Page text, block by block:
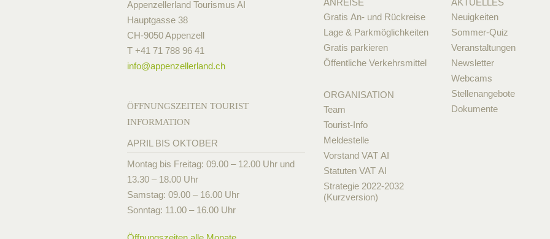
Appenzellerland Tourismus AI
Hauptgasse 38
CH-9050 Appenzell
T +41 71 788 96 41
info@appenzellerland.ch
ÖFFNUNGSZEITEN TOURIST
INFORMATION
APRIL BIS OKTOBER
Montag bis Freitag: 09.00 – 12.00 Uhr und
13.30 – 18.00 Uhr
Samstag: 09.00 – 16.00 Uhr
Sonntag: 11.00 – 16.00 Uhr
ANREISE
Gratis An- und Rückreise
Lage & Parkmöglichkeiten
Gratis parkieren
Öffentliche Verkehrsmittel
ORGANISATION
Team
Tourist-Info
Meldestelle
Vorstand VAT AI
Statuten VAT AI
Strategie 2022-2032
(Kurzversion)
AKTUELLES
Neuigkeiten
Sommer-Quiz
Veranstaltungen
Newsletter
Webcams
Stellenangebote
Dokumente